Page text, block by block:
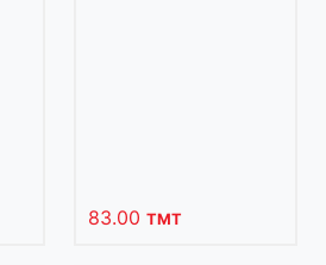
83.00 TMT